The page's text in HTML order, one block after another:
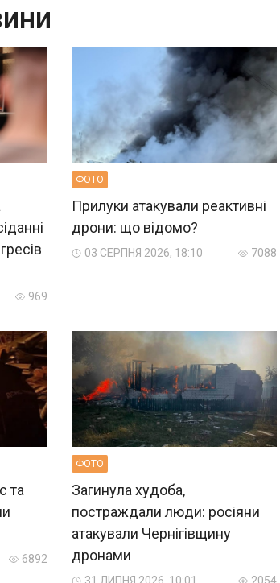
969
ФОТО
Прилуки атакували реактивні
дрони: що відомо?
03 СЕРПНЯ 2026, 18:10 7088
та
6892
ФОТО
Загинула худоба,
постраждали люди: росіяни
атакували Чернігівщину
дронами